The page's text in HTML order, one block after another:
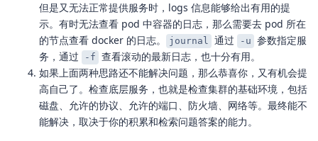
但是又无法正常提供服务时，logs 信息能够给出有用的提
示。有时无法查看 pod 中容器的日志，那么需要去 pod 所在
的节点查看 docker 的日志。
journal 通过 -u 参数指定服
务，通过
-f 查看滚动的最新日志，也十分有用。
如果上面两种思路还不能解决问题，那么恭喜你，又有机会提
高自己了。检查底层服务，也就是检查集群的基础环境，包括
磁盘、允许的协议、允许的端口、防火墙、网络等。最终能不
能解决，取决于你的积累和检索问题答案的能力。